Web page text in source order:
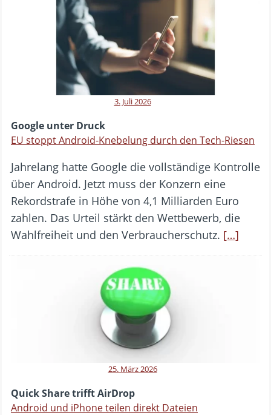
3. Juli 2026
Google unter Druck
EU stoppt Android-Knebelung durch den Tech-Riesen
Jahrelang hatte Google die vollständige Kontrolle
über Android. Jetzt muss der Konzern eine
Rekordstrafe in Höhe von 4,1 Milliarden Euro
zahlen. Das Urteil stärkt den Wettbewerb, die
Wahlfreiheit und den Verbraucherschutz. […]
25. März 2026
Quick Share trifft AirDrop
Android und iPhone teilen direkt Dateien